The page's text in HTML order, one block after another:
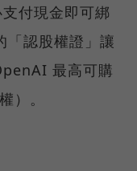
付現金即可綁
認股權證」讓
最高可購
）。